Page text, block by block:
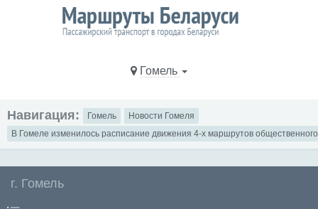
Гомель
Навигация: Гомель
Новости Гомеля
В Гомеле изменилось расписание движения 4-х маршрутов
г. Гомель